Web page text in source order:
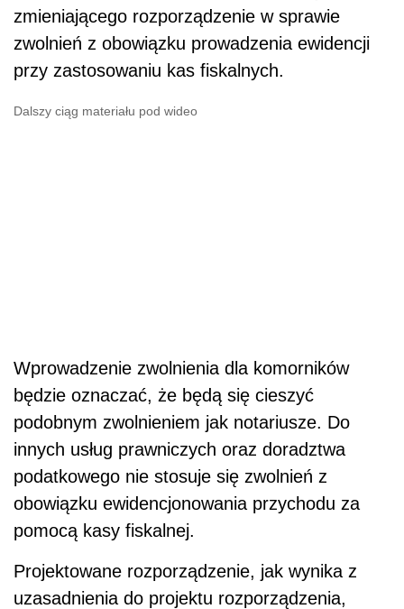
zmieniającego rozporządzenie w sprawie
zwolnień z obowiązku prowadzenia ewidencji
przy zastosowaniu kas fiskalnych.
Dalszy ciąg materiału pod wideo
Wprowadzenie zwolnienia dla komorników
będzie oznaczać, że będą się cieszyć
podobnym zwolnieniem jak notariusze. Do
innych usług prawniczych oraz doradztwa
podatkowego nie stosuje się zwolnień z
obowiązku ewidencjonowania przychodu za
pomocą kasy fiskalnej.
Projektowane rozporządzenie, jak wynika z
uzasadnienia do projektu rozporządzenia,